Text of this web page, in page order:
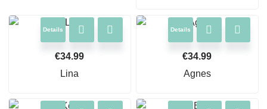
Details
€34.99
Lina
Details
€34.99
Agnes